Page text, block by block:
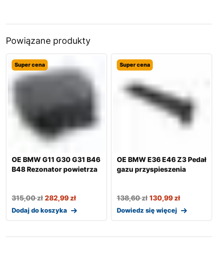
Powiązane produkty
Super cena
OE BMW G11 G30 G31 B46
B48 Rezonator powietrza
315,00zł 282,99zł
Dodaj do koszyka
Super cena
OE BMW E36 E46 Z3 Pedał
gazu przyspieszenia
138,60zł 130,99zł
Dowiedz się więcej